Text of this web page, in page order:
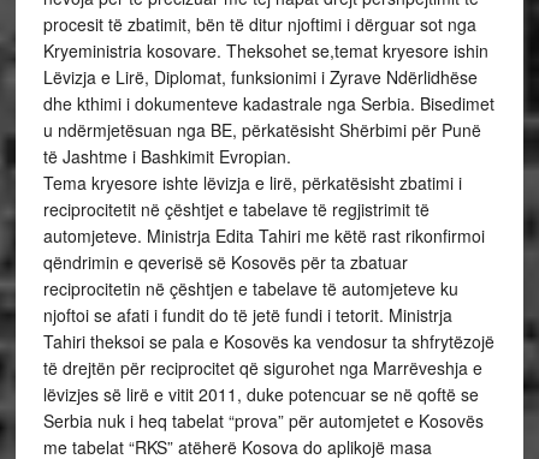
procesit të zbatimit, bën të ditur njoftimi i dërguar sot nga
Kryeministria kosovare. Theksohet se,temat kryesore ishin
Lëvizja e Lirë, Diplomat, funksionimi i Zyrave Ndërlidhëse
dhe kthimi i dokumenteve kadastrale nga Serbia. Bisedimet
u ndërmjetësuan nga BE, përkatësisht Shërbimi për Punë
të Jashtme i Bashkimit Evropian.
Tema kryesore ishte lëvizja e lirë, përkatësisht zbatimi i
reciprocitetit në çështjet e tabelave të regjistrimit të
automjeteve. Ministrja Edita Tahiri me këtë rast rikonfirmoi
qëndrimin e qeverisë së Kosovës për ta zbatuar
reciprocitetin në çështjen e tabelave të automjeteve ku
njoftoi se afati i fundit do të jetë fundi i tetorit. Ministrja
Tahiri theksoi se pala e Kosovës ka vendosur ta shfrytëzojë
të drejtën për reciprocitet që sigurohet nga Marrëveshja e
lëvizjes së lirë e vitit 2011, duke potencuar se në qoftë se
Serbia nuk i heq tabelat “prova” për automjetet e Kosovës
me tabelat “RKS” atëherë Kosova do aplikojë masa